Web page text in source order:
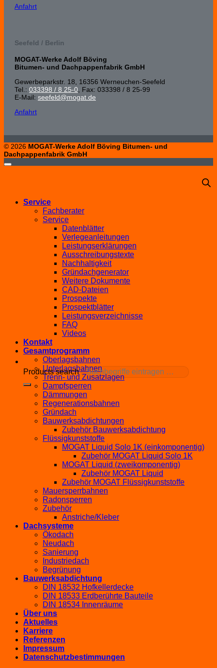
Anfahrt
Seefeld / Berlin
MOGAT-Werke Adolf Böving
Bitumen- und Dachpappenfabrik GmbH
Gewerbeparkstr. 18, 16356 Werneuchen-Seefeld
Tel.: 033398 / 8 25-0, Fax: 033398 / 8 25-99
E-Mail: seefeld@mogat.de
Anfahrt
© 2026 MOGAT-Werke Adolf Böving Bitumen- und
Dachpappenfabrik GmbH
Products search
Service
Fachberater
Service
Datenblätter
Verlegeanleitungen
Leistungserklärungen
Ausschreibungstexte
Nachhaltigkeit
Gründachgenerator
Weitere Dokumente
CAD-Dateien
Prospekte
Prospektblätter
Leistungsverzeichnisse
FAQ
Videos
Kontakt
Gesamtprogramm
Oberlagsbahnen
Unterlagsbahnen
Trenn- und Zusatzlagen
Dampfsperren
Dämmungen
Regenerationsbahnen
Gründach
Bauwerksabdichtungen
Zubehör Bauwerksabdichtung
Flüssigkunststoffe
MOGAT Liquid Solo 1K (einkomponentig)
Zubehör MOGAT Liquid Solo 1K
MOGAT Liquid (zweikomponentig)
Zubehör MOGAT Liquid
Zubehör MOGAT Flüssigkunststoffe
Mauersperrbahnen
Radonsperren
Zubehör
Anstriche/Kleber
Dachsysteme
Ökodach
Neudach
Sanierung
Industriedach
Begrünung
Bauwerksabdichtung
DIN 18532 Hofkellerdecke
DIN 18533 Erdberührte Bauteile
DIN 18534 Innenräume
Über uns
Aktuelles
Karriere
Referenzen
Impressum
Datenschutzbestimmungen